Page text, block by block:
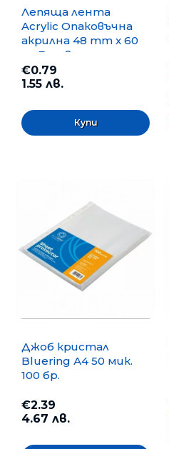
Лепяща лента
Acrylic Опаковъчна
акрилна 48 mm x 60
m, Безцветна
€0.79
1.55 лв.
Джоб кристал
Bluering А4 50 мик.
100 бр.
€2.39
4.67 лв.